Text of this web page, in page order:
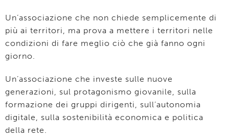
Un’associazione che non chiede semplicemente di
più ai territori, ma prova a mettere i territori nelle
condizioni di fare meglio ciò che già fanno ogni
giorno.
Un’associazione che investe sulle nuove
generazioni, sul protagonismo giovanile, sulla
formazione dei gruppi dirigenti, sull’autonomia
digitale, sulla sostenibilità economica e politica
della rete.